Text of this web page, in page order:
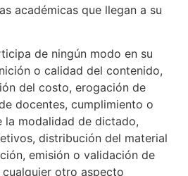
académicas que llegan a su
de ningún modo en su
o calidad del contenido,
del costo, erogación de
docentes, cumplimiento o
la modalidad de dictado,
distribución del material
emisión o validación de
otro aspecto